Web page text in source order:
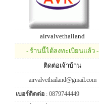
airvalvethailand
- ร้านนี้ได้ลงทะเบียนแล้ว -
ติดต่อเจ้าบ้าน
airvalvethailand@gmail.com
เบอร์ติดต่อ : 0879744449